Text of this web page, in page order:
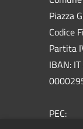
Piazza
Codice
Partita
IBAN:
PEC: